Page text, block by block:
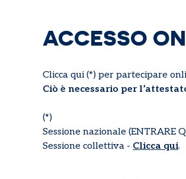
ACCESSO
Clicca qui (*) per partecipare
Ciò è necessario per
(*)
Sessione nazionale (ENTRARE
Sessione collettiva - Clicca qui.